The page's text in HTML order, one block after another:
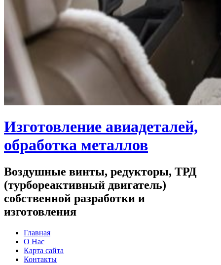
Изготовление авиадеталей,
обработка металлов
Воздушные винты, редукторы, ТРД
(турбореактивный двигатель)
собственной разработки и
изготовления
Главная
О Нас
Карта сайта
Контакты